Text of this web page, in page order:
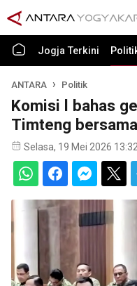
Jogja Terkini
ANTARA Politik
Komisi l bahas
Timteng
Selasa, 19 Mei 2026